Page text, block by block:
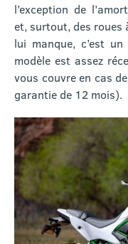
l’exception de
et, surtout, des roues
lui manque, c’est
modèle est assez
vous couvre en cas
garantie de 12 mois).